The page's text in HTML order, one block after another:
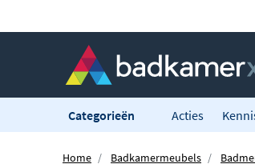
Categorieën Acties
Home Badkamermeubels